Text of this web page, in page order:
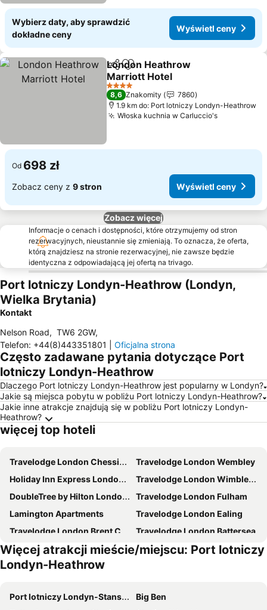
Wybierz daty, aby sprawdzić
dokładne ceny
Wyświetl ceny
Udostępnij
Dodaj do ulubionych
London Heathrow
Marriott Hotel
Wyświetl ceny
4 Kategoria
8,6 Znakomity
7860
1.9 km do: Port lotniczy Londyn-Heathrow
Włoska kuchnia w Carluccio'sWyświetl
Od 698 zł
Zobacz ceny z 9 stron Wyświetl ceny
Zobacz więcej
Informacje o cenach i dostępności, które otrzymujemy od stron
rezerwacyjnych, nieustannie się zmieniają. To oznacza, że oferta,
którą znajdziesz na stronie rezerwacyjnej, nie zawsze będzie
identyczna z odpowiadającą jej ofertą na trivago.
Port lotniczy Londyn-Heathrow (Londyn,
Wielka Brytania)
Kontakt
Nelson Road, TW6 2GW,
Telefon: +44(8)443351801 Oficjalna strona
Często zadawane pytania dotyczące Port
lotniczy Londyn-Heathrow
Dlaczego Port lotniczy Londyn-Heathrow jest popularny w Londyn?
Jakie są miejsca pobytu w pobliżu Port lotniczy Londyn-Heathrow?
Jakie inne atrakcje znajdują się w pobliżu Port lotniczy Londyn-
Heathrow?
więcej top hoteli
Travelodge London Chessington Tolworth
Travelodge London Wembley
Holiday Inn Express London - Ealing By Ihg
Travelodge London Wimbledon Central
DoubleTree by Hilton London - Chelsea
Travelodge London Fulham
Lamington Apartments
Travelodge London Ealing
Travelodge London Brent Cross
Travelodge London Battersea
Park Grand Paddington Court Holiday Inn London - West By Ihg
London Marriott Hotel Maida Vale
Dorsett Shepherds Bush
Holiday Inn London - Brentford Lock By Ihg
Więcej atrakcji mieście/miejscu: Port lotniczy
Londyn-Heathrow
Port lotniczy Londyn-Stansted
Big Ben